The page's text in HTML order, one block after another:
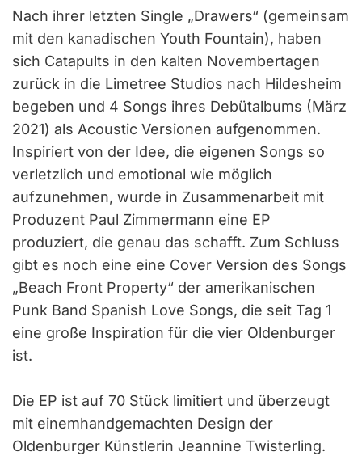
Nach ihrer letzten Single „Drawers“ (gemeinsam
mit den kanadischen Youth Fountain), haben
sich Catapults in den kalten Novembertagen
zurück in die Limetree Studios nach Hildesheim
begeben und 4 Songs ihres Debütalbums (März
2021) als Acoustic Versionen aufgenommen.
Inspiriert von der Idee, die eigenen Songs so
verletzlich und emotional wie möglich
aufzunehmen, wurde in Zusammenarbeit mit
Produzent Paul Zimmermann eine EP
produziert, die genau das schafft. Zum Schluss
gibt es noch eine eine Cover Version des Songs
„Beach Front Property“ der amerikanischen
Punk Band Spanish Love Songs, die seit Tag 1
eine große Inspiration für die vier Oldenburger
ist.
Die EP ist auf 70 Stück limitiert und überzeugt
mit einemhandgemachten Design der
Oldenburger Künstlerin Jeannine Twisterling.